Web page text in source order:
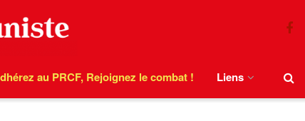
au PRCF, Rejoignez le combat ! Liens